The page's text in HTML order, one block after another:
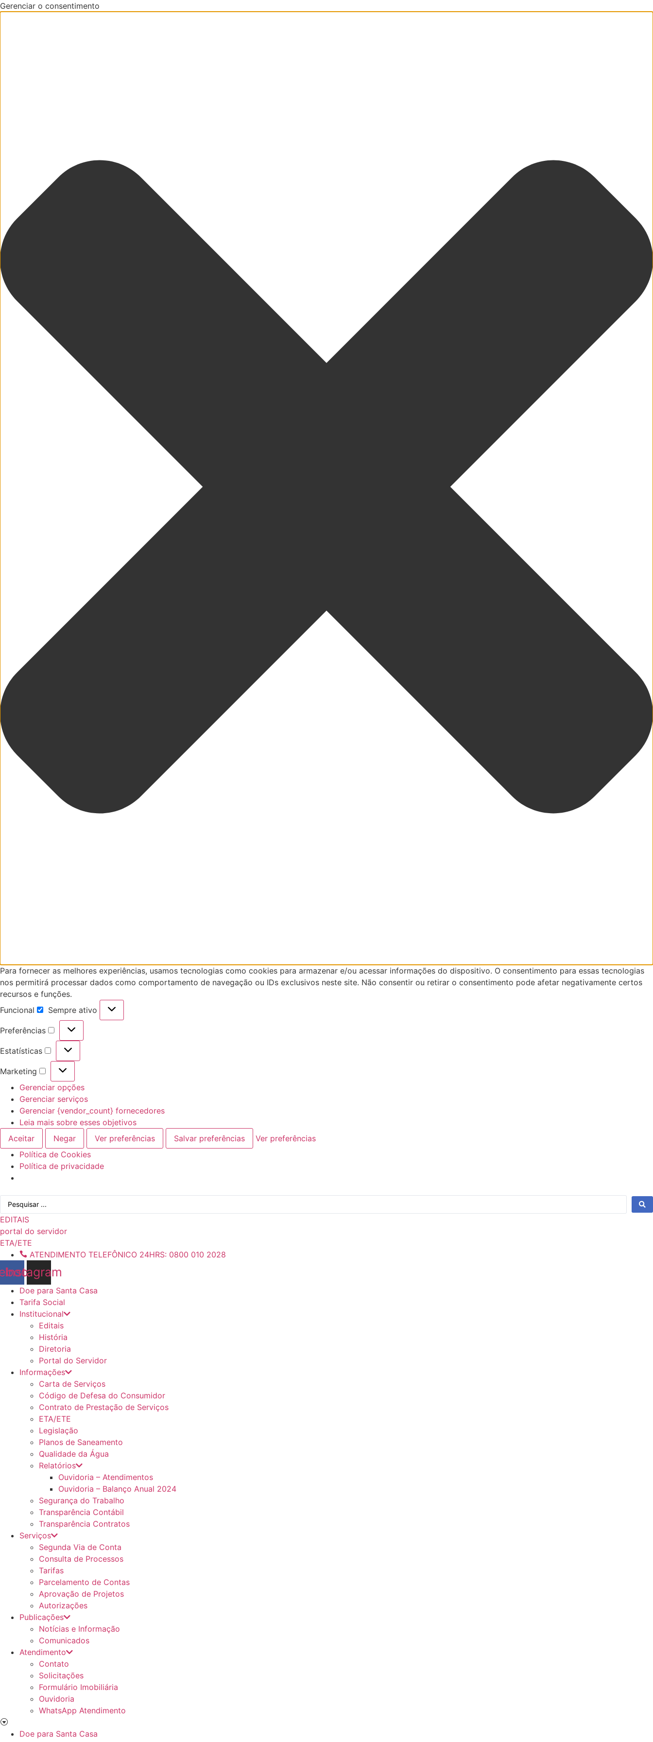
Gerenciar o consentimento
Para fornecer as melhores experiências, usamos tecnologias como cookies para armazenar e/ou acessar informações do dispositivo. O consentimento para essas tecnologias
nos permitirá processar dados como comportamento de navegação ou IDs exclusivos neste site. Não consentir ou retirar o consentimento pode afetar negativamente certos
recursos e funções.
Funcional
Funcional
Sempre ativo
Preferências
Preferências
Estatísticas
Estatísticas
Marketing
Marketing
Gerenciar opções
Gerenciar serviços
Gerenciar {vendor_count} fornecedores
Leia mais sobre esses objetivos
Aceitar
Negar Ver preferências Salvar preferências
Ver preferências
Política de Cookies
Política de privacidade
para
o
conteúdo
Pesquisar
EDITAIS
portal do servidor
ETA/ETE
ATENDIMENTO TELEFÔNICO 24HRS: 0800 010 2028
Instagram
Doe para Santa Casa
Tarifa Social
Institucional
Editais
História
Diretoria
Portal do Servidor
Informações
Carta de Serviços
Código de Defesa do Consumidor
Contrato de Prestação de Serviços
ETA/ETE
Legislação
Planos de Saneamento
Qualidade da Água
Relatórios
Ouvidoria – Atendimentos
Ouvidoria – Balanço Anual 2024
Segurança do Trabalho
Transparência Contábil
Transparência Contratos
Serviços
Segunda Via de Conta
Consulta de Processos
Tarifas
Parcelamento de Contas
Aprovação de Projetos
Autorizações
Publicações
Notícias e Informação
Comunicados
Atendimento
Contato
Solicitações
Formulário Imobiliária
Ouvidoria
WhatsApp Atendimento
Doe para Santa Casa